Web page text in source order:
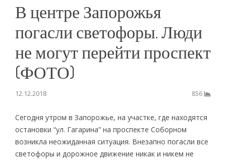
В центре Запорожья
погасли светофоры. Люди
не могут перейти проспект
(ФОТО)
12.12.2018 856
Сегодня утром в Запорожье, на участке, где находятся
остановки “ул. Гагарина” на проспекте Соборном
возникла неожиданная ситуация. Внезапно погасли все
светофоры и дорожное движение никак и никем не